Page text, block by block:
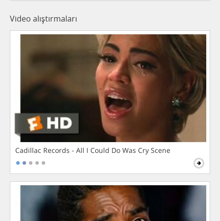
Video alıştırmaları
Cadillac Records - All I Could Do Was Cry Scene